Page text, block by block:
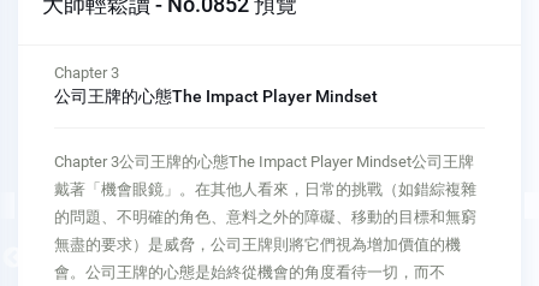
大師輕鬆讀 - No.0852 預覽
Previous
延伸閱讀
有人才思惟才能贏得人才大戰
延伸閱讀有人才思惟才能贏得人才大戰許多公司都說員工是他
們最重要的資產，但一轉身採取的做法更像是「一個蘿蔔一個
坑」──人資部門的職責就是確保每個職位都被填滿。但具備人
才思惟才是長期贏得人才大戰的第一步。人才思惟必須從執行
長開始，然後從那裡往下傳遞。如果執行長和高階管理團隊都